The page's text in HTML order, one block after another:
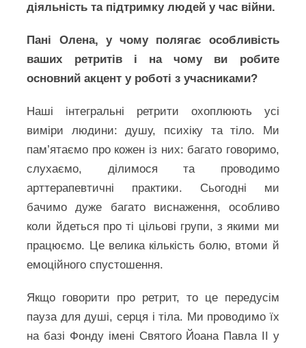
діяльність та підтримку людей у час війни.
Пані Олена, у чому полягає особливість
ваших ретритів і на чому ви робите
основний акцент у роботі з учасниками?
Наші інтегральні ретрити охоплюють усі
виміри людини: душу, психіку та тіло. Ми
пам’ятаємо про кожен із них: багато говоримо,
слухаємо, ділимося та проводимо
арттерапевтичні практики. Сьогодні ми
бачимо дуже багато виснаження, особливо
коли йдеться про ті цільові групи, з якими ми
працюємо. Це велика кількість болю, втоми й
емоційного спустошення.
Якщо говорити про ретрит, то це передусім
пауза для душі, серця і тіла. Ми проводимо їх
на базі Фонду імені Святого Йоана Павла ІІ у